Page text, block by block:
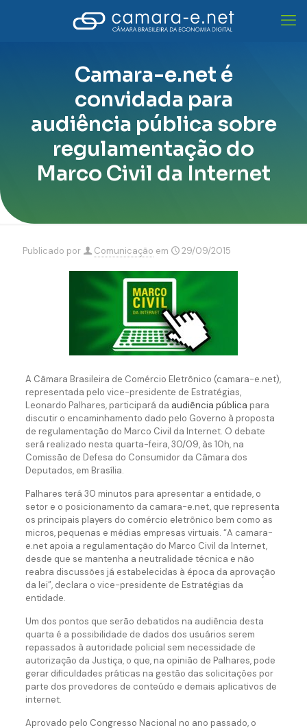
Camara-e.net é
convidada para
audiência pública sobre
regulamentação do
Marco Civil da Internet
Publicado por Comunicação em 29/09/2015
A Câmara Brasileira de Comércio Eletrônico (camara-e.net),
representada pelo vice-presidente de Estratégias,
Leonardo Palhares, participará da audiência pública para
discutir o encaminhamento dado pelo Governo à proposta
de regulamentação do Marco Civil da Internet. O debate
será realizado nesta quarta-feira, 30/09, às 10h, na
Comissão de Defesa do Consumidor da Câmara dos
Deputados, em Brasília.
Palhares terá 30 minutos para apresentar a entidade, o
setor e o posicionamento da camara-e.net, que representa
os principais players do comércio eletrônico bem como as
micros, pequenas e médias empresas virtuais. “A camara-
e.net apoia a regulamentação do Marco Civil da Internet,
desde que se mantenha a neutralidade técnica e não
reabra discussões já estabelecidas à época da aprovação
da lei”, declara o vice-presidente de Estratégias da
entidade.
Um dos pontos que serão debatidos na audiência desta
quarta é a possibilidade de dados dos usuários serem
repassados à autoridade policial sem necessidade de
autorização da Justiça, o que, na opinião de Palhares, pode
gerar dificuldades práticas na gestão das solicitações por
parte dos provedores de conteúdo e demais aplicativos de
internet.
Aprovado pelo Congresso Nacional no ano passado, o